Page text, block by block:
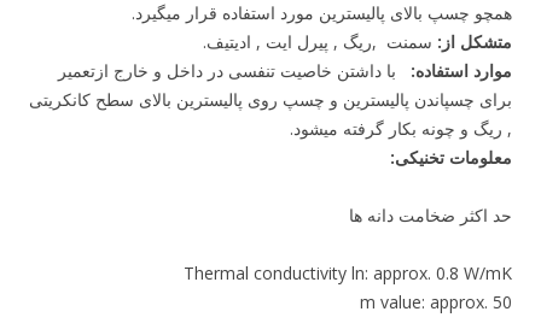
همچو چسپ بالای پالیسترین مورد استفاده قرار میگیرد.
متشکل از: سمنت ,ریگ , پیرل ایت , ادیتیف.
موارد استفاده:
با داشتن خاصیت تنفسی در داخل و خارج ازتعمیر
برای چسپاندن پالیسترین و چسپ روی پالیسترین بالای سطح کانکریتی
, ریگ و چونه بکار گرفته میشود.
معلومات تخنیکی:
حد اکثر ضخامت دانه ها
Thermal conductivity ln: approx. 0.8 W/mK
m value: approx. 50